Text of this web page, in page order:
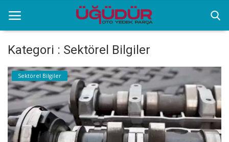
Anasayfa
Markalar
Ürünlerimiz
Sektörel Bilgiler
Kategori : Sektörel Bilgiler
Sektörel Bilgiler